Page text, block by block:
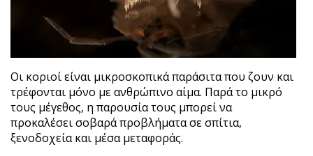
Οι κοριοί είναι μικροσκοπικά παράσιτα που ζουν και
τρέφονται μόνο με ανθρώπινο αίμα. Παρά το μικρό
τους μέγεθος, η παρουσία τους μπορεί να
προκαλέσει σοβαρά προβλήματα σε σπίτια,
ξενοδοχεία και μέσα μεταφοράς.